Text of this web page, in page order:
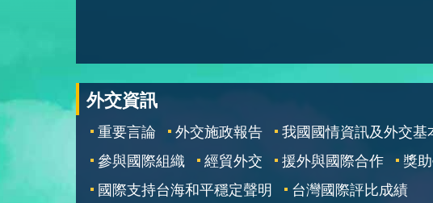
外交資訊
重要言論 外交施政報告
我國國情資訊及外交基
參與國際組織
經貿外交 援外與國際合作
獎
國際支持台海和平穩定聲明
台灣國際評比成績